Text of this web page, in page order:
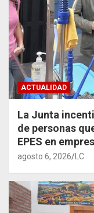
ACTUALIDAD
La Junta
de personas
EPES en
agosto 6, 2026 LC